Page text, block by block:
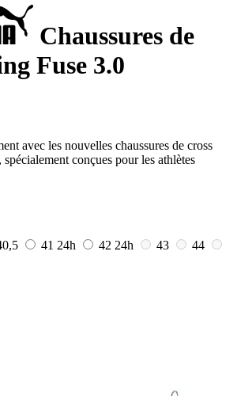
Chaussures de
Fuse 3.0
avec les nouvelles chaussures de cross
conçues pour les athlètes
41 24h 42 24h 43
44